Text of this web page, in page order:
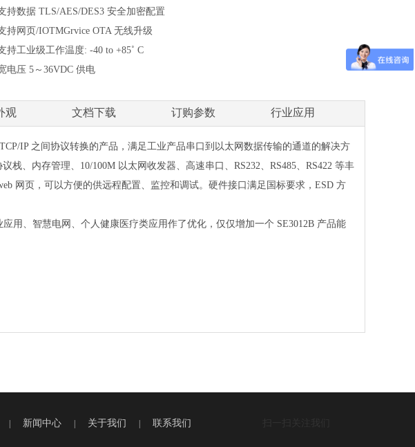
持数据 TLS/AES/DES3 安全加密配置
持网页/IOTMGrvice OTA 无线升级
持工业级工作温度: -40 to +85˚ C
电压 5～36VDC 供电
观 文档下载 订购参数 行业应用
IP 之间协议转换的产品，满足工业产品串口到以太网数据传输的通道的解决方
栈、内存管理、10/100M 以太网收发器、高速串口、RS232、RS485、RS422 等丰
网页，可以方便的供远程配置、监控和调试。硬件接口满足国标要求，ESD 方
用、智慧电网、个人健康医疗类应用作了优化，仅仅增加一个 SE3012B 产品能
新闻中心 关于我们 联系我们